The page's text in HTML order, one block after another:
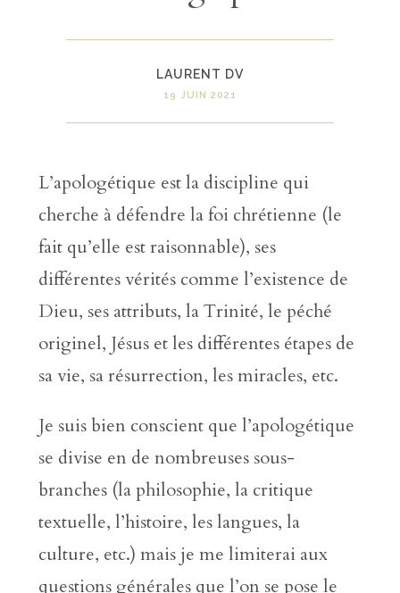
LAURENT DV
19 JUIN 2021
L’apologétique est la discipline qui
cherche à défendre la foi chrétienne (le
fait qu’elle est raisonnable), ses
différentes vérités comme l’existence de
Dieu, ses attributs, la Trinité, le péché
originel, Jésus et les différentes étapes de
sa vie, sa résurrection, les miracles, etc.
Je suis bien conscient que l’apologétique
se divise en de nombreuses sous-
branches (la philosophie, la critique
textuelle, l’histoire, les langues, la
culture, etc.) mais je me limiterai aux
questions générales que l’on se pose le